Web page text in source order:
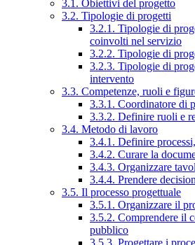
3.1. Obiettivi del progetto
3.2. Tipologie di progetti
3.2.1. Tipologie di
coinvolti nel servizio
3.2.2. Tipologie di
3.2.3. Tipologie di
intervento
3.3. Competenze, ruoli e
3.3.1. Coordinatore di
3.3.2. Definire ruoli e
3.4. Metodo di lavoro
3.4.1. Definire
3.4.2. Curare la
3.4.3. Organizzare
3.4.4. Prendere
3.5. Il processo progettuale
3.5.1. Organizzare il
3.5.2. Comprendere il
pubblico
3.5.3. Progettare i